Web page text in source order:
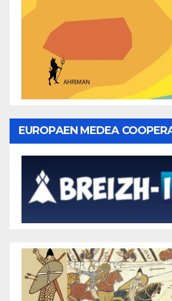
EUROPAEN MEDEA